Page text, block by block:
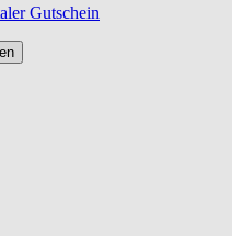
Gutschein